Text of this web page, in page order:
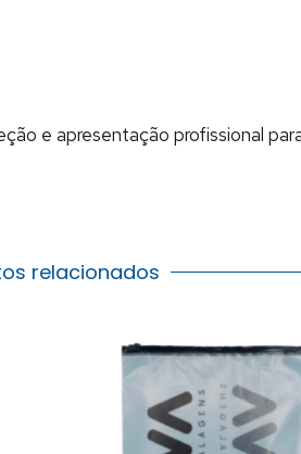
e apresentação profissional
relacionados